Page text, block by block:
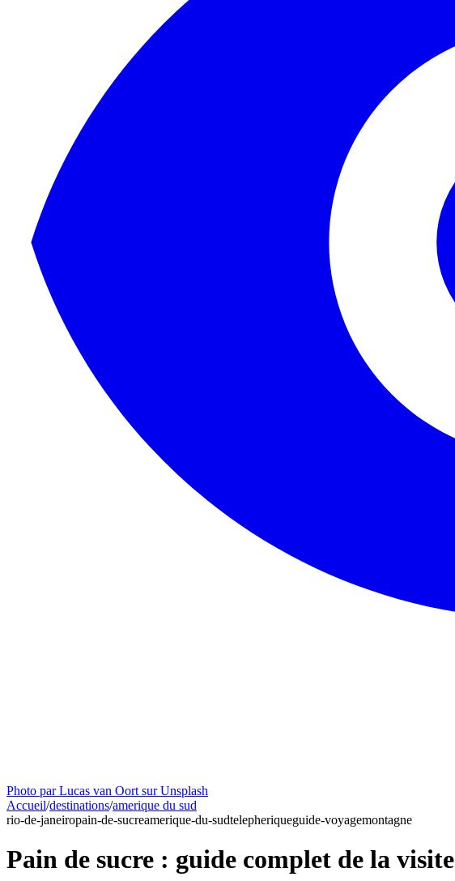
Photo par Lucas van Oort sur Unsplash
Accueil/destinations/amerique du sud
rio-de-janeiropain-de-sucreamerique-du-sudtelepheriqueguide-voyagemontagne
Pain de sucre : guide complet de la visite